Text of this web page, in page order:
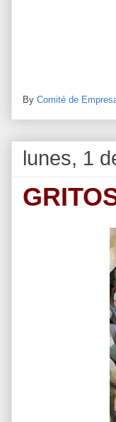
By Comité de
lunes, 1